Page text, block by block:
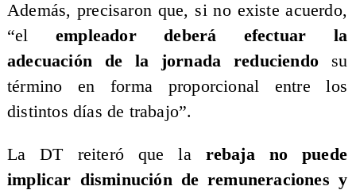
Además, precisaron que, si no existe acuerdo,
“el empleador deberá efectuar la
adecuación de la jornada reduciendosu
término en forma proporcional entre los
distintos días de trabajo”.
La DT reiteró que la rebaja no puede
implicar disminución de remuneraciones y